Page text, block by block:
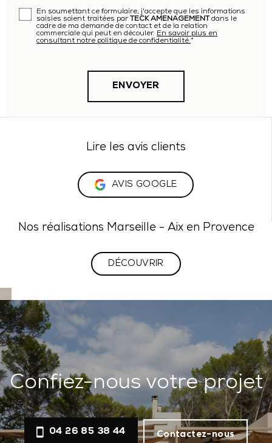
En soumettant ce formulaire, j'accepte que les informations
saisies soient traitées parTECK AMENAGEMENTdans le
cadre de ma demande de contact et de la relation
commerciale qui peut en découler. En savoir plus en
consultant notre politique de confidentialité.*
Lire les avis clients
AVIS GOOGLE
Nos réalisations Marseille - Aix en Provence
DÉCOUVRIR
Confiez-nous votre projet
04 26 85 38 44 Contactez-nous